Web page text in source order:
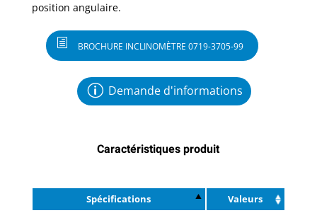
position angulaire.
BROCHURE INCLINOMÈTRE 0719-3705-99
Demande d'informations
Caractéristiques produit
Spécifications Valeurs